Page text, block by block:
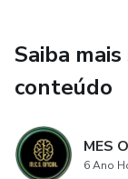
Saiba
conteúdo
MES
6 Ano